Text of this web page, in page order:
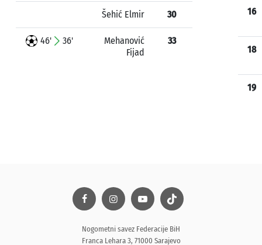
Šehić Elmir 30
46' 36'
Mehanović
Fijad
33
16
18
19
Nogometni savez Federacije BiH
Franca Lehara 3, 71000 Sarajevo